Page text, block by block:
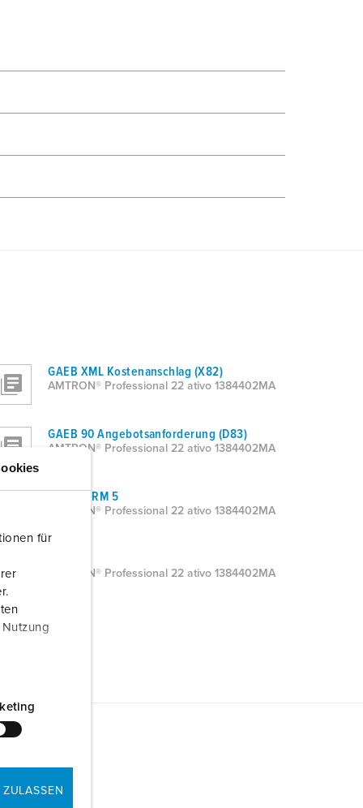
für
GAEB XML Kostenanschlag (X82)
AMTRON® Professional 22 ativo 1384402MA
GAEB 90 Angebotsanforderung (D83)
AMTRON® Professional 22 ativo 1384402MA
DATANORM 5
AMTRON® Professional 22 ativo 1384402MA
AMTRON® Professional 22 ativo 1384402MA